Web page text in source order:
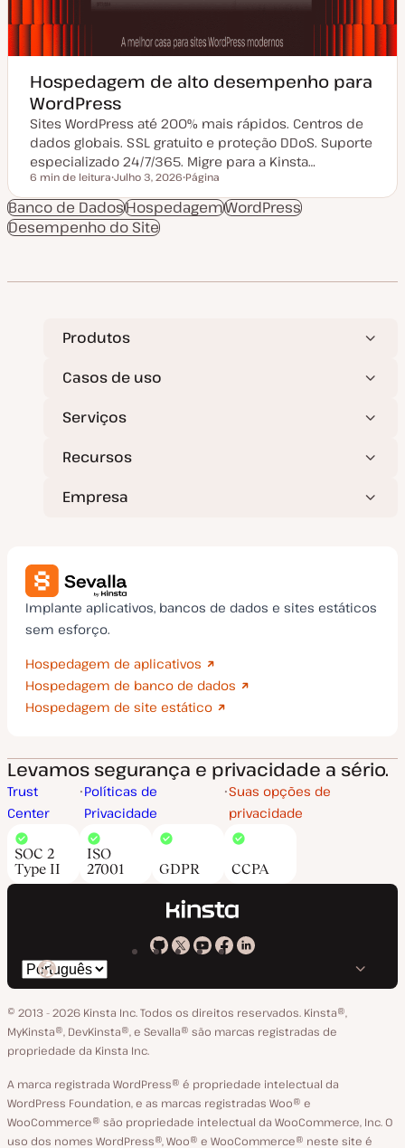
Hospedagem de alto desempenho para
WordPress
Sites WordPress até 200% mais rápidos. Centros de
dados globais. SSL gratuito e proteção DDoS. Suporte
especializado 24/7/365. Migre para a Kinsta…
Tempo de leitura
6 min de leitura
a
t
a
d
u
a
o
Julho 3, 2026
i
p
t
Página
Banco de DadosHospedagemWordPress
Desempenho do Site
Produtos
Casos de uso
Serviços
Recursos
Empresa
Implante aplicativos, bancos de dados e sites estáticos
sem esforço.
Hospedagem de aplicativos
Hospedagem de banco de dados
Hospedagem de site estático
Levamos segurança e privacidade a sério.
Trust
Center
Políticas de
Privacidade
Suas opções de
privacidade
SOC 2
Type II
ISO
27001
GDPR CCPA
Kinsta
GitHub
Kinsta
X
Kinsta
YouTube
Kinsta
Facebook
Kinsta
LinkedIn
Trocar
o
idioma
© 2013 - 2026 Kinsta Inc. Todos os direitos reservados. Kinsta®‚
MyKinsta®‚ DevKinsta®‚ e Sevalla® são marcas registradas de
propriedade da Kinsta Inc.
A marca registrada WordPress® é propriedade intelectual da
WordPress Foundation, e as marcas registradas Woo® e
WooCommerce® são propriedade intelectual da WooCommerce, Inc. O
uso dos nomes WordPress®, Woo® e WooCommerce® neste site é